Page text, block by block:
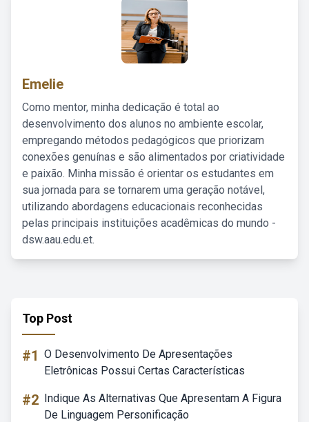
Emelie
Como mentor, minha dedicação é total ao
desenvolvimento dos alunos no ambiente escolar,
empregando métodos pedagógicos que priorizam
conexões genuínas e são alimentados por criatividade
e paixão. Minha missão é orientar os estudantes em
sua jornada para se tornarem uma geração notável,
utilizando abordagens educacionais reconhecidas
pelas principais instituições acadêmicas do mundo -
dsw.aau.edu.et.
Top Post
#1 O Desenvolvimento De Apresentações
Eletrônicas Possui Certas Características
#2 Indique As Alternativas Que Apresentam A Figura
De Linguagem Personificação